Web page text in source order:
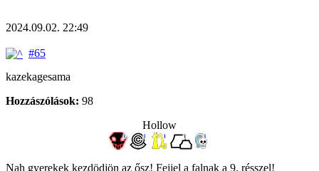
2024.09.02. 22:49
#65
kazekagesama
Hozzászólások: 98
Hollow
Nah gyerekek kezdödjön az ősz! Fejjel a falnak a 9. résszel!